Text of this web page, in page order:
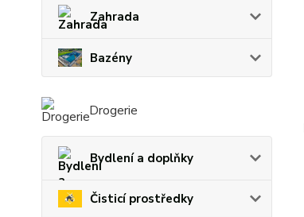
Zahrada
Bazény
Drogerie
Bydlení a doplňky
Čisticí prostředky